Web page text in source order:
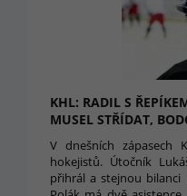
KHL: RADIL S
MUSEL STŘÍDAT,
V dnešních zápasech
hokejistů. Útočník
přihrál a stejnou bilanci